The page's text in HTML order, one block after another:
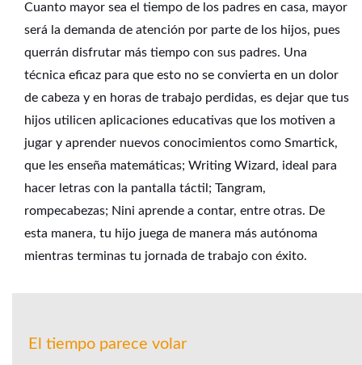
Cuanto mayor sea el tiempo de los padres en casa, mayor
será la demanda de atención por parte de los hijos, pues
querrán disfrutar más tiempo con sus padres. Una
técnica eficaz para que esto no se convierta en un dolor
de cabeza y en horas de trabajo perdidas, es dejar que tus
hijos utilicen aplicaciones educativas que los motiven a
jugar y aprender nuevos conocimientos como Smartick,
que les enseña matemáticas; Writing Wizard, ideal para
hacer letras con la pantalla táctil; Tangram,
rompecabezas; Nini aprende a contar, entre otras. De
esta manera, tu hijo juega de manera más autónoma
mientras terminas tu jornada de trabajo con éxito.
El tiempo parece volar